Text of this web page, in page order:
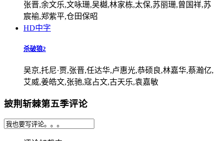
张晋,余文乐,文咏珊,吴樾,林家栋,太保,苏丽珊,曾国祥,苏
宸褕,郑紫平,仓田保昭
HD中字
杀破狼2
吴京,托尼·贾,张晋,任达华,卢惠光,恭硕良,林嘉华,蔡瀚亿,
艾威,姜皓文,张驰,寇占文,古天乐,袁嘉敏
披荆斩棘第五季评论